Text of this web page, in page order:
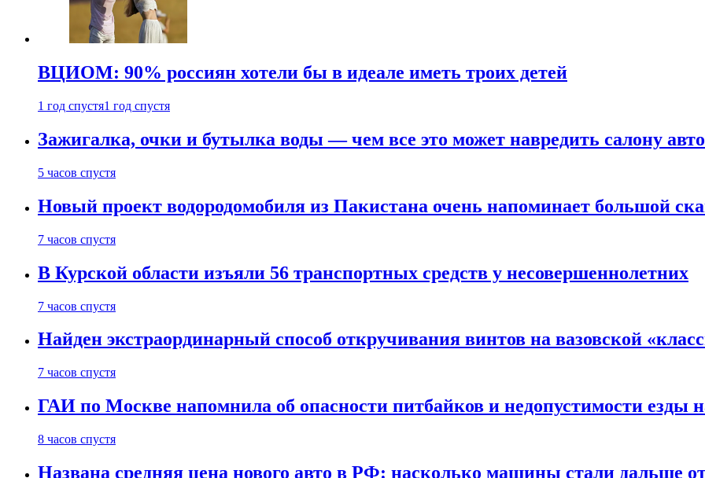
ВЦИОМ: 90% россиян хотели бы в идеале иметь троих детей
1 год спустя1 год спустя
Зажигалка, очки и бутылка воды — чем все это может навредить салону
5 часов спустя
Новый проект водородомобиля из Пакистана очень напоминает большой
7 часов спустя
В Курской области изъяли 56 транспортных средств у несовершеннолетних
7 часов спустя
Найден экстраординарный способ откручивания винтов на вазовской
7 часов спустя
ГАИ по Москве напомнила об опасности питбайков и недопустимости езды
8 часов спустя
Названа средняя цена нового авто в РФ: насколько машины стали дальше